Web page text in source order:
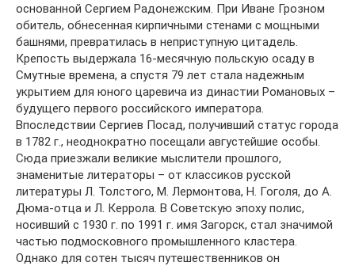
основанной Сергием Радонежским. При Иване Грозном
обитель, обнесенная кирпичными стенами с мощными
башнями, превратилась в неприступную цитадель.
Крепость выдержала 16-месячную польскую осаду в
Смутные времена, а спустя 79 лет стала надежным
укрытием для юного царевича из династии Романовых –
будущего первого российского императора.
Впоследствии Сергиев Посад, получивший статус города
в 1782 г., неоднократно посещали августейшие особы.
Сюда приезжали великие мыслители прошлого,
знаменитые литераторы – от классиков русской
литературы Л. Толстого, М. Лермонтова, Н. Гоголя, до А.
Дюма-отца и Л. Керрола. В Советскую эпоху полис,
носивший с 1930 г. по 1991 г. имя Загорск, стал значимой
частью подмосковного промышленного кластера.
Однако для сотен тысяч путешественников он